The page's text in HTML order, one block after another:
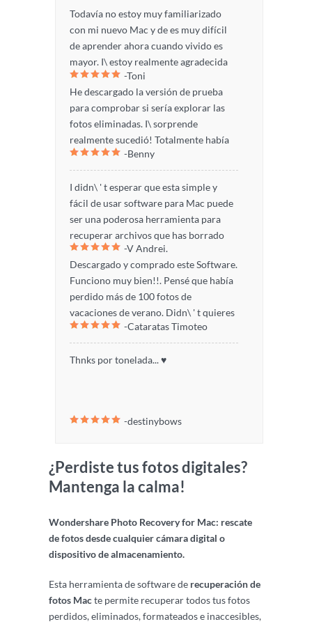
recuperar las fotos. ¡ Solución ha
buscado y había encontrado Photo
Recovery! Descargar el ensayo e hizo
la exploración. Totalmente funcionó!
Necesito comprar este software para
que mi mamá sea feliz que las fotos
están de vuelta. ¡Muchas gracias!
Todavía no estoy muy familiarizado
con mi nuevo Mac y de es muy difícil
de aprender ahora cuando vivido es
mayor. I\ estoy realmente agradecida
con este tipo de software orientado a
ayudar a personas que realmente no
pueden solucionar este tipo de
problemas como recuperación de
archivos después de la eliminación.
Pude recuperar todo! Gracias por la
gran ayuda!
-Toni
He descargado la versión de prueba
para comprobar si sería explorar las
fotos eliminadas. I\ sorprende
realmente sucedió! Totalmente había
guardado mis fotos se pierdan para
siempre. Si there\'s un software que te
recomiendo, sería una en la parte
superior! ¡Gracias!
-Benny
I didn\ ' t esperar que esta simple y
fácil de usar software para Mac puede
ser una poderosa herramienta para
recuperar archivos que has borrado
accidentalmente I\! Estoy tan
sorprendido de ver incluso las fotos I\
no soy consciente de que ya perdido
cuando se ha hecho una profunda
recuperación. Este es un gran software
que i\ definitivamente
recomendaremos!
-V Andrei.
Descargado y comprado este Software.
Funciono muy bien!!. Pensé que había
perdido más de 100 fotos de
vacaciones de verano. Didn\ ' t quieres
gastar $45 pero creo que vale la pena.
Gracias Tim
-Cataratas Timoteo
Thnks por tonelada... ♥
-destinybows
¿Perdiste tus fotos digitales?
Mantenga la calma!
Wondershare Photo Recovery for Mac: rescate
de fotos desde cualquier cámara digital o
dispositivo de almacenamiento.
Esta herramienta de software de recuperación de
fotos Macte permite recuperar todos tus fotos
perdidos, eliminados, formateados e inaccesibles,